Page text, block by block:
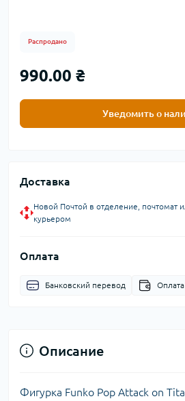
Распродано
990.00 ₴
Уведомить о
Доставка
Новой Почтой в отделение, почтомат
курьером
Оплата
Банковский перевод
Описание
Фигурка Funko Pop Attack on